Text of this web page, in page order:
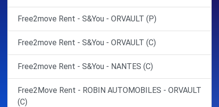
Free2move Rent - S&You - ORVAULT (P)
Free2move Rent - S&You - ORVAULT (C)
Free2move Rent - S&You - NANTES (C)
Free2Move Rent - ROBIN AUTOMOBILES - ORVAULT
(C)